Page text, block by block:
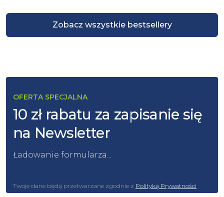
Zobacz wszystkie bestsellery
OFERTA SPECJALNA
10 zł rabatu za zapisanie się
na Newsletter
Ładowanie formularza...
Twoje dane będą przetwarzane zgodnie z Polityką Prywatności